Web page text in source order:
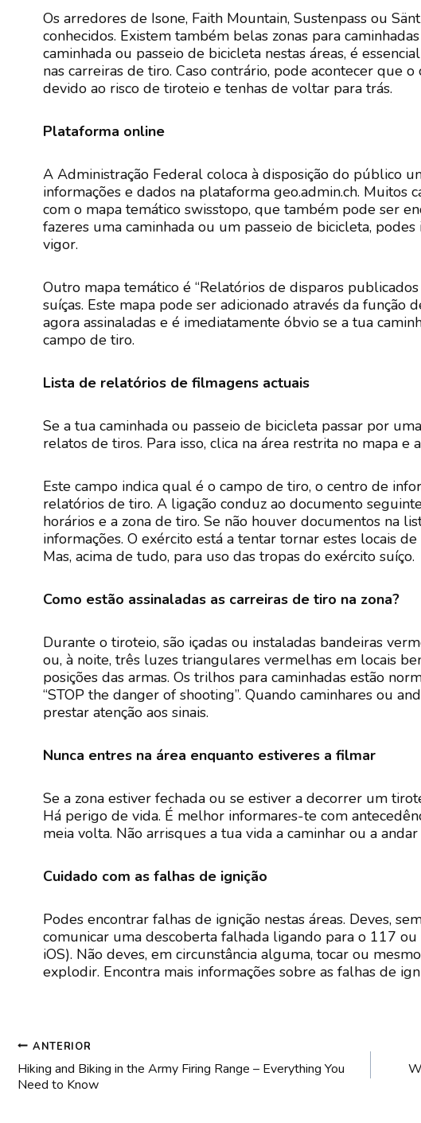
Os arredores de Isone, Faith Mountain, Sustenpass ou
conhecidos. Existem também belas zonas para
caminhada ou passeio de bicicleta nestas áreas, é
nas carreiras de tiro. Caso contrário, pode acontecer que
devido ao risco de tiroteio e tenhas de voltar para trás.
Plataforma online
A Administração Federal coloca à disposição do público
informações e dados na plataforma geo.admin.ch. Muitos
com o mapa temático swisstopo, que também pode ser
fazeres uma caminhada ou um passeio de bicicleta,
vigor.
Outro mapa temático é “Relatórios de disparos
suíças. Este mapa pode ser adicionado através da função
agora assinaladas e é imediatamente óbvio se a tua
campo de tiro.
Lista de relatórios de filmagens actuais
Se a tua caminhada ou passeio de bicicleta passar por
relatos de tiros. Para isso, clica na área restrita no mapa e
Este campo indica qual é o campo de tiro, o centro de
relatórios de tiro. A ligação conduz ao documento
horários e a zona de tiro. Se não houver documentos na
informações. O exército está a tentar tornar estes locais
Mas, acima de tudo, para uso das tropas do exército suíço.
Como estão assinaladas as carreiras de tiro na zona?
Durante o tiroteio, são içadas ou instaladas bandeiras
ou, à noite, três luzes triangulares vermelhas em locais
posições das armas. Os trilhos para caminhadas estão
“STOP the danger of shooting”. Quando caminhares ou
prestar atenção aos sinais.
Nunca entres na área enquanto estiveres a filmar
Se a zona estiver fechada ou se estiver a decorrer um
Há perigo de vida. É melhor informares-te com
meia volta. Não arrisques a tua vida a caminhar ou a
Cuidado com as falhas de ignição
Podes encontrar falhas de ignição nestas áreas. Deves,
comunicar uma descoberta falhada ligando para o 117
iOS). Não deves, em circunstância alguma, tocar ou
explodir. Encontra mais informações sobre as falhas de
NAVEGAÇÃO
DE
POST
ANTERIOR
Hiking and Biking in the Army Firing Range – Everything You
Need to Know